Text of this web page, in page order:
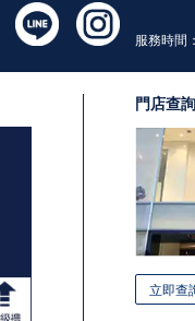
服務時間
門店查詢
立即查